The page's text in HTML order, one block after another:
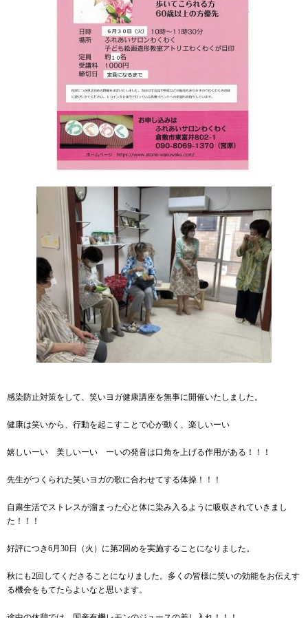
感染防止対策をして、笑いヨガ健康講座を無事に開催いたしました。
健康は笑いから、行動を起こすことで心が動く、楽しいーい
嬉しいーい 美しいーい ーいの発音は口角を上げる作用がある！！！
先生がつくられた笑いヨガの歌に合わせてする体操！！！
自粛生活でストレスが溜まった心と体に染み入るように吸収されていきまし
た！！！
好評につき6月30日（火）に第2回めを実施することになりました。
秋にも2回してくださることになりました。多くの皆様に笑いの効能をお伝えす
る機会をもてたらよいなと思います。